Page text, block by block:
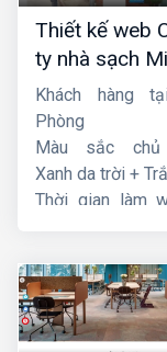
Thiết kế web
ty nhà sạch
Dương
Khách hàng
Phòng
Màu sắc chủ
Xanh da trời +
Thời gian làm